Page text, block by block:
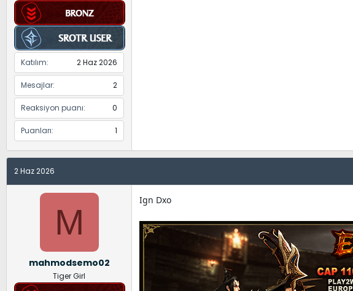
Katılım 2 Haz 2026
Mesajlar 2
Reaksiyon puanı 0
Puanları 1
2 Haz 2026
M
mahmodsemo02
Tiger Girl
Ign Dxo